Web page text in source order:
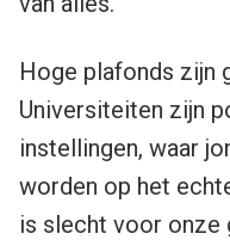
Hoge plafonds zijn
Universiteiten zijn
instellingen, waar
worden op het
is slecht voor onze